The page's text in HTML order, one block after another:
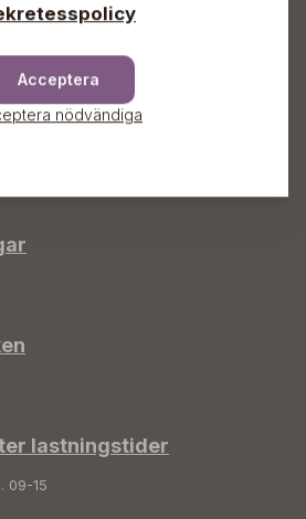
lastningstider
09-15
Acceptera
nödvändiga